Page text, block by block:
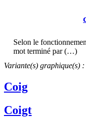
Selon le
mot terminé par (…)
Variante(s) graphique(s) :
Coig
Coigt